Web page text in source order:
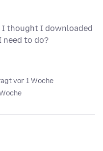
thought I downloaded
need to do?
vor 1 Woche